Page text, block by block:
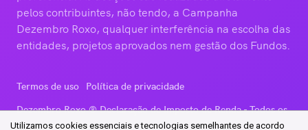
Utilizamos cookies essenciais e tecnologias semelhantes de acordo
pelos contribuintes, não tendo, a Campanha
Dezembro Roxo, qualquer interferência na escolha das
entidades, projetos aprovados nem gestão dos Fundos.
Termos de uso Política de privacidade
Dezembro Roxo ®Declaração de Imposto de Renda- Todos os
direitos reservados